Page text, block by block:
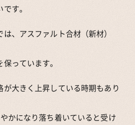
す。
、アスファルト合材（新材）
っています。
大きく上昇している時期もあり
かになり落ち着いていると受け